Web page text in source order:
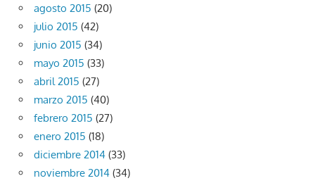
agosto 2015 (20)
julio 2015 (42)
junio 2015 (34)
mayo 2015 (33)
abril 2015 (27)
marzo 2015 (40)
febrero 2015 (27)
enero 2015 (18)
diciembre 2014 (33)
noviembre 2014 (34)